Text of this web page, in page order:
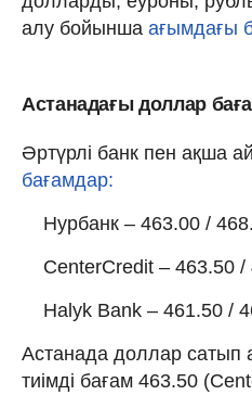
алу бойынша ағымдағы
Астанадағы доллар
Әртүрлі банк пен ақша
бағамдар:
Нурбанк – 463.00 /
CenterCredit – 463.50 /
Halyk Bank – 461.50 /
Астанада доллар сатып
тиімді бағам 463.50